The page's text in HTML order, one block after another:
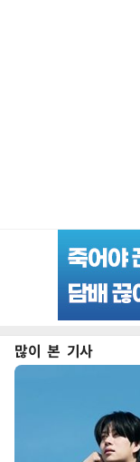
많이 본 기사